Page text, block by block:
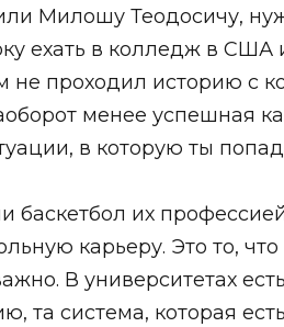
Милошу Теодосичу,
ехать в колледж в США
не проходил историю с
менее успешная
в которую ты
баскетбол их
карьеру. Это то,
В университетах
система, которая